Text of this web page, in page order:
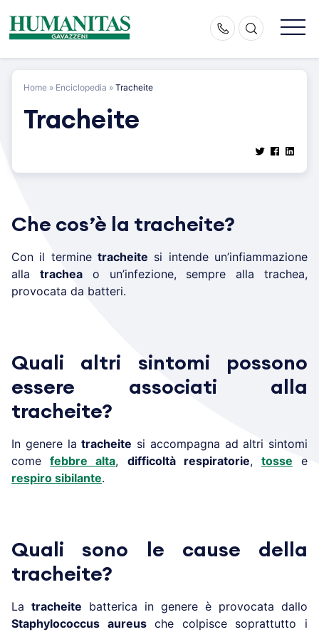
content
Home » Enciclopedia » Tracheite
Tracheite
Che cos’è la tracheite?
Con il termine tracheite si intende un’infiammazione
alla tracheao un’infezione, sempre alla trachea,
provocata da batteri.
Quali altri sintomi possono
essere associati alla
tracheite?
In genere latracheite si accompagna ad altri sintomi
comefebbre alta, difficoltà respiratorie, tosse e
respiro sibilante.
Quali sono le cause della
tracheite?
La tracheite batterica in genere è provocata dallo
Staphylococcus aureusche colpisce soprattutto i